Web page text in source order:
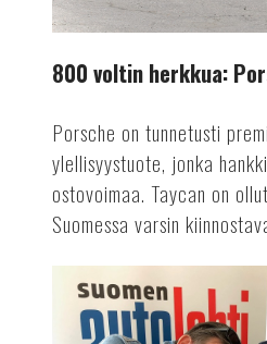
800 voltin herkkua:
Porsche on tunnetusti
ylellisyystuote, jonka
ostovoimaa. Taycan on
Suomessa varsin
Podcast:
sähköautojen
paloturvallisuus